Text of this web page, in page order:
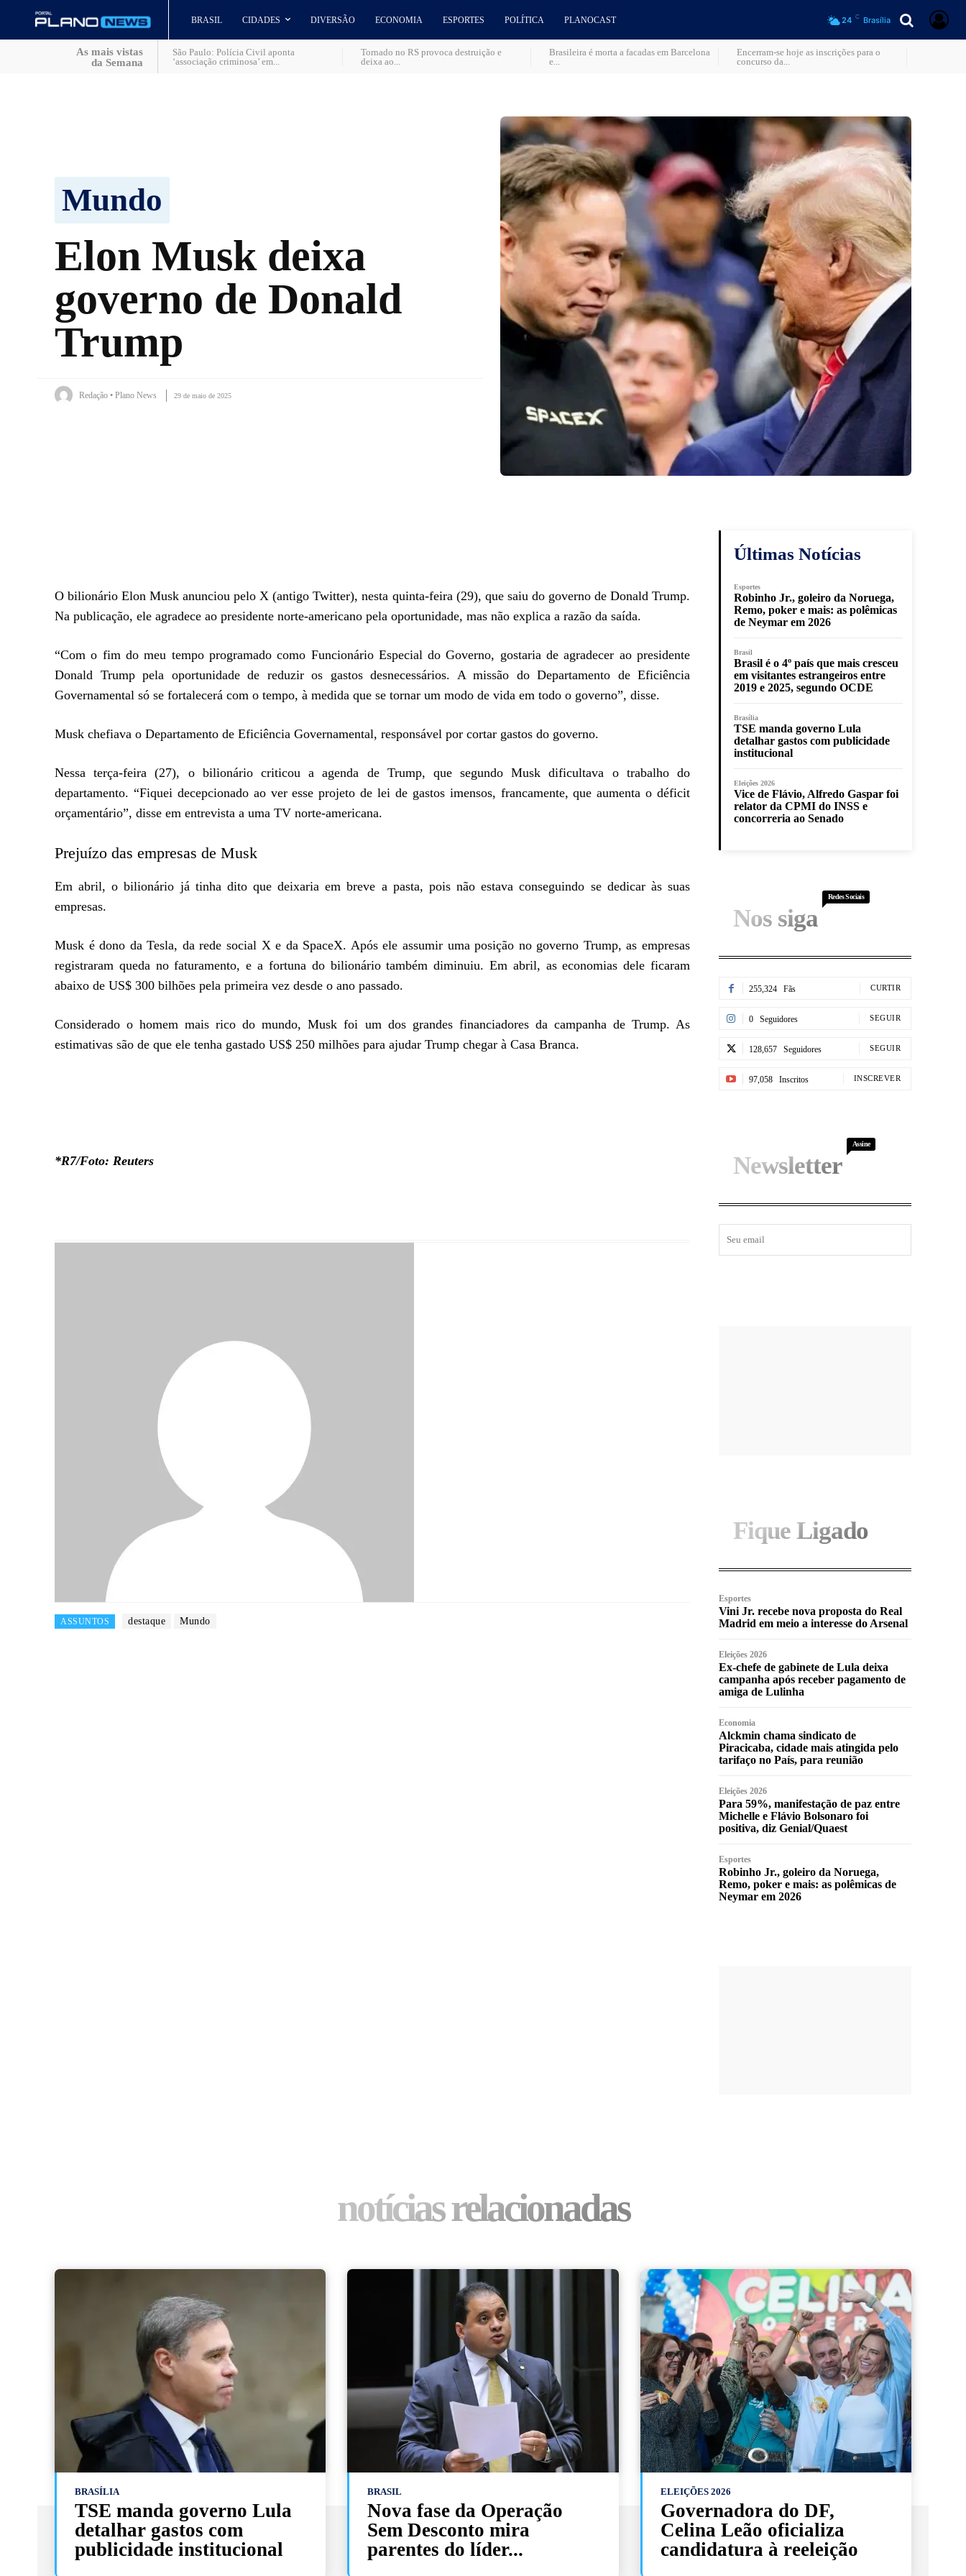
BRASIL CIDADES DIVERSÃO ECONOMIA ESPORTES POLÍTICA PLANOCAST 24 C Brasília
As mais vistas
da Semana
São Paulo: Polícia Civil aponta
‘associação criminosa’ em...
Tornado no RS provoca destruição e
deixa ao...
Brasileira é morta a facadas em Barcelona
e...
Encerram-se hoje as inscrições para o
concurso da...
Mundo
Elon Musk deixa
governo de Donald
Trump
Redação • Plano News 29 de maio de 2025
O bilionário Elon Musk anunciou pelo X (antigo Twitter), nesta quinta-feira (29), que saiu do governo de Donald Trump.
Na publicação, ele agradece ao presidente norte-americano pela oportunidade, mas não explica a razão da saída.
“Com o fim do meu tempo programado como Funcionário Especial do Governo, gostaria de agradecer ao presidente
Donald Trump pela oportunidade de reduzir os gastos desnecessários. A missão do Departamento de Eficiência
Governamental só se fortalecerá com o tempo, à medida que se tornar um modo de vida em todo o governo”, disse.
Musk chefiava o Departamento de Eficiência Governamental, responsável por cortar gastos do governo.
Nessa terça-feira (27), o bilionário criticou a agenda de Trump, que segundo Musk dificultava o trabalho do
departamento. “Fiquei decepcionado ao ver esse projeto de lei de gastos imensos, francamente, que aumenta o déficit
orçamentário”, disse em entrevista a uma TV norte-americana.
Prejuízo das empresas de Musk
Em abril, o bilionário já tinha dito que deixaria em breve a pasta, pois não estava conseguindo se dedicar às suas
empresas.
Musk é dono da Tesla, da rede social X e da SpaceX. Após ele assumir uma posição no governo Trump, as empresas
registraram queda no faturamento, e a fortuna do bilionário também diminuiu. Em abril, as economias dele ficaram
abaixo de US$ 300 bilhões pela primeira vez desde o ano passado.
Considerado o homem mais rico do mundo, Musk foi um dos grandes financiadores da campanha de Trump. As
estimativas são de que ele tenha gastado US$ 250 milhões para ajudar Trump chegar à Casa Branca.
*R7/Foto: Reuters
ASSUNTOS destaque Mundo
Últimas Notícias
Esportes
Robinho Jr., goleiro da Noruega,
Remo, poker e mais: as polêmicas
de Neymar em 2026
Brasil
Brasil é o 4º país que mais cresceu
em visitantes estrangeiros entre
2019 e 2025, segundo OCDE
Brasília
TSE manda governo Lula
detalhar gastos com publicidade
institucional
Eleições 2026
Vice de Flávio, Alfredo Gaspar foi
relator da CPMI do INSS e
concorreria ao Senado
Nos siga
Redes Sociais
255,324 Fãs CURTIR
0 Seguidores SEGUIR
128,657 Seguidores SEGUIR
97,058 Inscritos INSCREVER
Newsletter
Assine
Fique Ligado
Esportes
Vini Jr. recebe nova proposta do Real
Madrid em meio a interesse do Arsenal
Eleições 2026
Ex-chefe de gabinete de Lula deixa
campanha após receber pagamento de
amiga de Lulinha
Economia
Alckmin chama sindicato de
Piracicaba, cidade mais atingida pelo
tarifaço no País, para reunião
Eleições 2026
Para 59%, manifestação de paz entre
Michelle e Flávio Bolsonaro foi
positiva, diz Genial/Quaest
Esportes
Robinho Jr., goleiro da Noruega,
Remo, poker e mais: as polêmicas de
Neymar em 2026
notícias relacionadas
BRASÍLIA
TSE manda governo Lula
detalhar gastos com
publicidade institucional
BRASIL
Nova fase da Operação
Sem Desconto mira
parentes do líder...
ELEIÇÕES 2026
Governadora do DF,
Celina Leão oficializa
candidatura à reeleição